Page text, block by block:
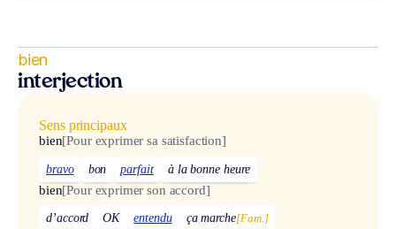
bien
interjection
Sens principaux
bien[Pour exprimer sa satisfaction]
bravo bon parfait à la bonne heure
bien[Pour exprimer son accord]
d’accord OK entendu ça marche[Fam.]